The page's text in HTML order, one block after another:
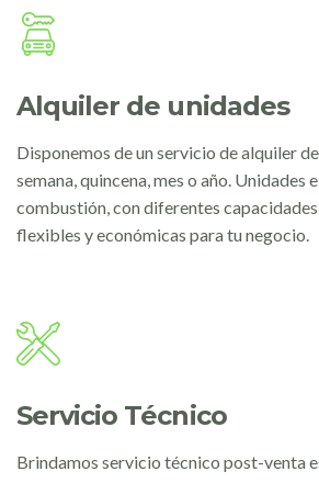
Alquiler de unidades
Disponemos de un servicio de alquiler
semana, quincena, mes o año. Unidades
combustión, con diferentes
flexibles y económicas para tu negocio.
Servicio Técnico
Brindamos servicio técnico post-venta